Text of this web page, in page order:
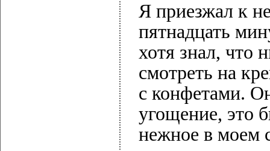
Я приезжал к
пятнадцать
хотя знал, что
смотреть на
с конфетами.
угощение, это
нежное в моем